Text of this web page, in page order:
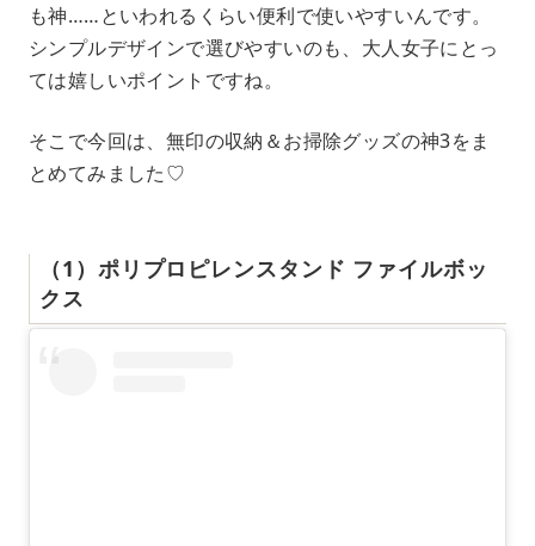
も神……といわれるくらい便利で使いやすいんです。
シンプルデザインで選びやすいのも、大人女子にとっ
ては嬉しいポイントですね。
そこで今回は、無印の収納＆お掃除グッズの神3をま
とめてみました♡
（1）ポリプロピレンスタンド ファイルボッ
クス